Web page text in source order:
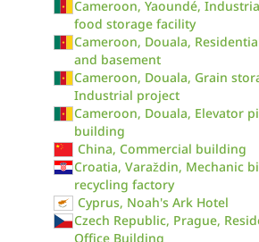
Cameroon, Yaoundé,
food storage facility
Cameroon, Douala,
and basement
Cameroon, Douala, Grain
Industrial project
Cameroon, Douala, Elevator
building
China, Commercial building
Croatia, Varaždin, Mechanic
recycling factory
Cyprus, Noah's Ark Hotel
Czech Republic, Prague,
Office Building